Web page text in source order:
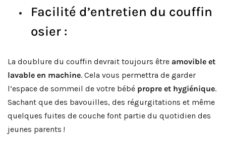
Facilité d’entretien du couffin
osier :
La doublure du couffin devrait toujours être amovible et
lavable en machine. Cela vous permettra de garder
l’espace de sommeil de votre bébé propre et hygiénique.
Sachant que des bavouilles, des régurgitations et même
quelques fuites de couche font partie du quotidien des
jeunes parents !